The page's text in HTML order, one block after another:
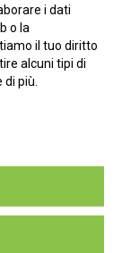
i dati
o la
il tuo diritto
alcuni tipi di
più.